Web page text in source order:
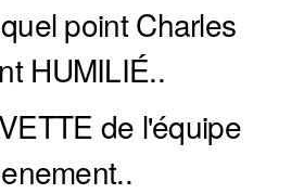
point Charles
HUMILIÉ..
de l'équipe